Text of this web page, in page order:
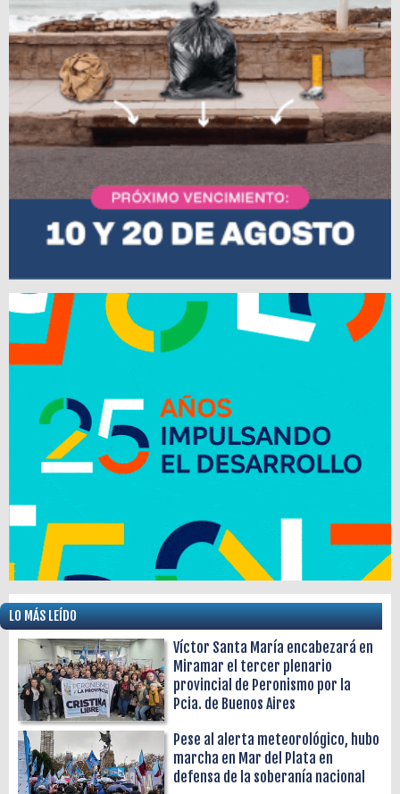
LO MÁS LEÍDO
Víctor Santa María encabezará en
Miramar el tercer plenario
provincial de Peronismo por la
Pcia. de Buenos Aires
Pese al alerta meteorológico, hubo
marcha en Mar del Plata en
defensa de la soberanía nacional